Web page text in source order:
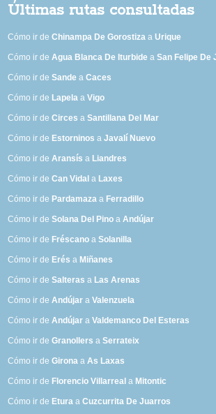
Últimas rutas consultadas
Cómo ir deChinampa De Gorostiza aUrique
Cómo ir deAgua Blanca De Iturbide aSan Felipe De
Cómo ir deSande aCaces
Cómo ir de Lapela aVigo
Cómo ir deCirces aSantillana Del Mar
Cómo ir de Estorninos aJavalí Nuevo
Cómo ir deAransís a Liandres
Cómo ir deCan Vidal a Laxes
Cómo ir de Pardamaza a Ferradillo
Cómo ir deSolana Del Pino aAndújar
Cómo ir de Fréscano aSolanilla
Cómo ir de Erés a Miñanes
Cómo ir deSalteras a Las Arenas
Cómo ir deAndújar aValenzuela
Cómo ir deAndújar aValdemanco Del Esteras
Cómo ir deGranollers aSerrateix
Cómo ir deGirona aAs Laxas
Cómo ir de Florencio Villarreal a Mitontic
Cómo ir de Etura aCuzcurrita De Juarros